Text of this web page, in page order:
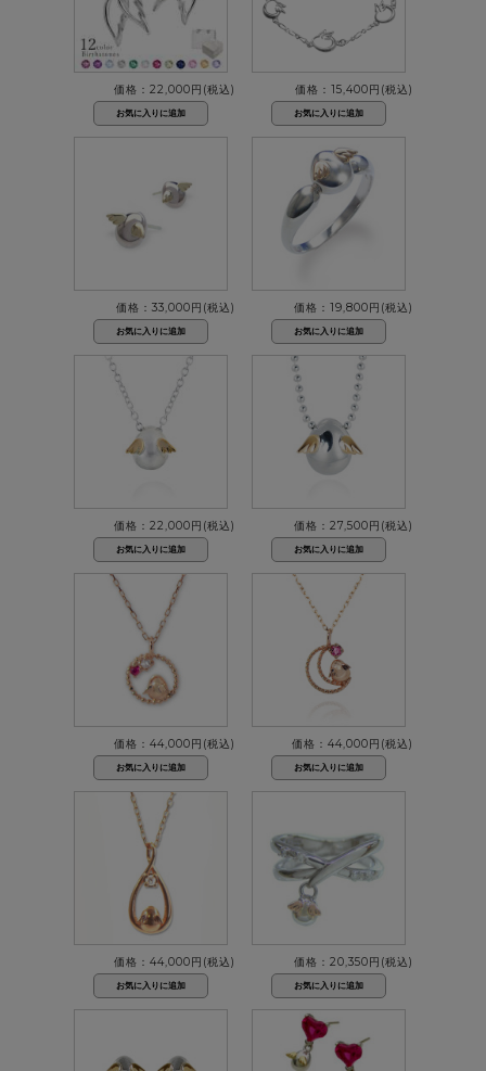
価格：22,000円(税込) 価格：15,400円(税込)
価格：33,000円(税込) 価格：19,800円(税込)
価格：22,000円(税込) 価格：27,500円(税込)
価格：44,000円(税込) 価格：44,000円(税込)
価格：44,000円(税込) 価格：20,350円(税込)